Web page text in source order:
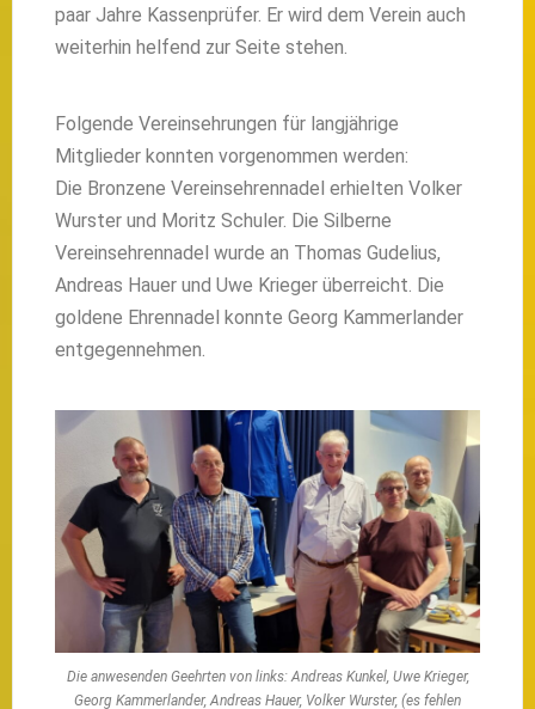
paar Jahre Kassenprüfer. Er wird dem Verein auch
weiterhin helfend zur Seite stehen.
Folgende Vereinsehrungen für langjährige
Mitglieder konnten vorgenommen werden:
Die Bronzene Vereinsehrennadel erhielten Volker
Wurster und Moritz Schuler. Die Silberne
Vereinsehrennadel wurde an Thomas Gudelius,
Andreas Hauer und Uwe Krieger überreicht. Die
goldene Ehrennadel konnte Georg Kammerlander
entgegennehmen.
Die anwesenden Geehrten von links: Andreas Kunkel, Uwe Krieger,
Georg Kammerlander, Andreas Hauer, Volker Wurster, (es fehlen